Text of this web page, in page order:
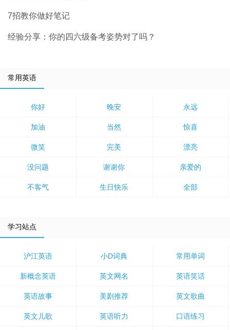
7招教你做好笔记
经验分享：你的四六级备考姿势对了吗？
常用英语
你好 晚安 永远
加油 当然 惊喜
微笑 完美 漂亮
没问题 谢谢你 亲爱的
不客气 生日快乐 全部
学习站点
沪江英语 小D词典 常用单词
新概念英语 英文网名 英语笑话
英语故事 美剧推荐 英文歌曲
英文儿歌 英语听力 口语练习